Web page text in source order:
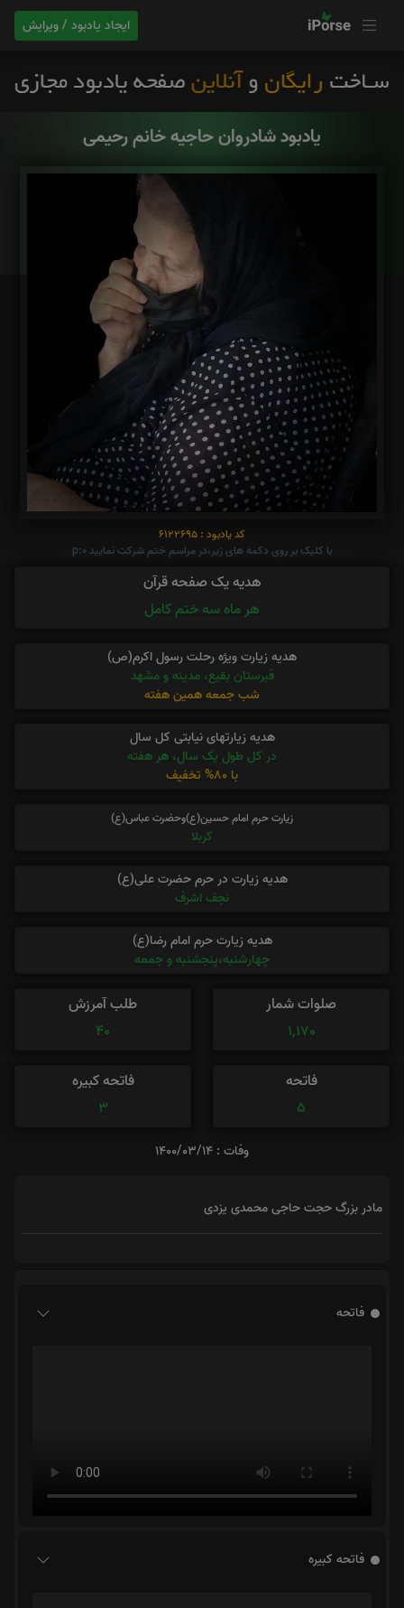
ایجاد یادبود / ویرایش
یادبود شادروان حاجیه خانم رحیمی
کد یادبود : 6122695
با کلیک بر روی دکمه های زیر،در مراسم ختم شرکت نمایید p:0
هدیه یک صفحه قرآن
هر ماه سه ختم کامل
هدیه زیارت ویژه رحلت رسول اکرم(ص)
قبرستان بقیع، مدینه و مشهد
شب جمعه همین هفته
هدیه زیارتهای نیابتی کل سال
در کل طول یک سال، هر هفته
با 80% تخفیف
زیارت حرم امام حسین(ع)وحضرت عباس(ع)
کربلا
هدیه زیارت در حرم حضرت علی(ع)
نجف اشرف
هدیه زیارت حرم امام رضا(ع)
چهارشنبه،پنجشنبه و جمعه
صلوات شمار
1,170
طلب آمرزش
40
فاتحه
5
فاتحه کبیره
3
وفات : 1400/03/14
مادر بزرگ حجت حاجی محمدی یزدی
فاتحه
فاتحه کبیره